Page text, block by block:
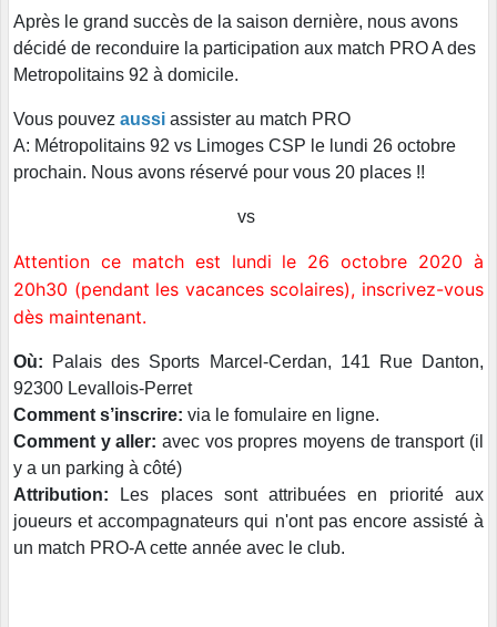
Après le grand succès de la saison dernière, nous avons
décidé de reconduire la participation aux match PRO A des
Metropolitains 92 à domicile.
Vous pouvez aussi assister au match PRO
A: Métropolitains 92 vs Limoges CSP le lundi 26 octobre
prochain. Nous avons réservé pour vous 20 places !!
vs
Attention ce match est lundi le 26 octobre 2020 à
20h30 (pendant les vacances scolaires), inscrivez-vous
dès maintenant.
Où:
Palais des Sports Marcel-Cerdan, 141 Rue Danton,
92300 Levallois-Perret
Comment s’inscrire: via le fomulaire en ligne.
Comment y aller: avec vos propres moyens de transport (il
y a un parking à côté)
Attribution:
Les places sont attribuées en priorité aux
joueurs et accompagnateurs qui n'ont pas encore assisté à
un match PRO-A cette année avec le club.